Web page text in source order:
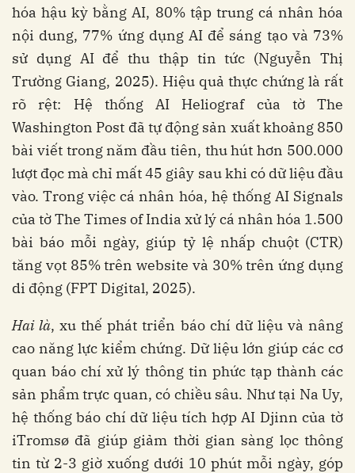
hóa hậu kỳ bằng AI, 80% tập trung cá nhân hóa
nội dung, 77% ứng dụng AI để sáng tạo và 73%
sử dụng AI để thu thập tin tức (Nguyễn Thị
Trường Giang, 2025). Hiệu quả thực chứng là rất
rõ rệt: Hệ thống AI Heliograf của tờ The
Washington Post đã tự động sản xuất khoảng 850
bài viết trong năm đầu tiên, thu hút hơn 500.000
lượt đọc mà chỉ mất 45 giây sau khi có dữ liệu đầu
vào. Trong việc cá nhân hóa, hệ thống AI Signals
của tờ The Times of India xử lý cá nhân hóa 1.500
bài báo mỗi ngày, giúp tỷ lệ nhấp chuột (CTR)
tăng vọt 85% trên website và 30% trên ứng dụng
di động (FPT Digital, 2025).
Hai là, xu thế phát triển báo chí dữ liệu và nâng
cao năng lực kiểm chứng. Dữ liệu lớn giúp các cơ
quan báo chí xử lý thông tin phức tạp thành các
sản phẩm trực quan, có chiều sâu. Như tại Na Uy,
hệ thống báo chí dữ liệu tích hợp AI Djinn của tờ
iTromsø đã giúp giảm thời gian sàng lọc thông
tin từ 2-3 giờ xuống dưới 10 phút mỗi ngày, góp